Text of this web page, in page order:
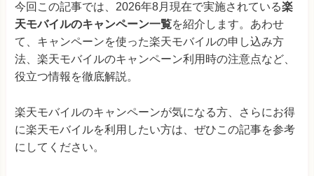
今回この記事では、2026年8月現在で実施されている楽
天モバイルのキャンペーン一覧を紹介します。あわせ
て、キャンペーンを使った楽天モバイルの申し込み方
法、楽天モバイルのキャンペーン利用時の注意点など、
役立つ情報を徹底解説。
楽天モバイルのキャンペーンが気になる方、さらにお得
に楽天モバイルを利用したい方は、ぜひこの記事を参考
にしてください。